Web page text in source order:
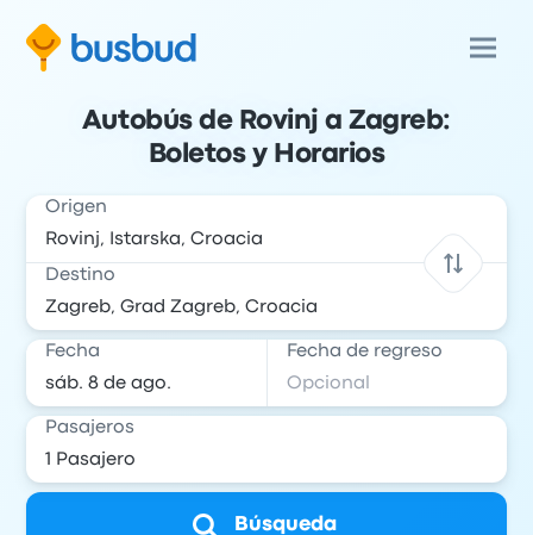
Autobús de Rovinj a Zagreb:
Boletos y Horarios
Origen
Destino
Fecha Fecha de regreso
Pasajeros
Búsqueda